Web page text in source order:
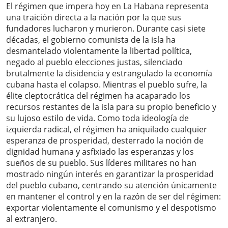
El régimen que impera hoy en La Habana representa
una traición directa a la nación por la que sus
fundadores lucharon y murieron. Durante casi siete
décadas, el gobierno comunista de la isla ha
desmantelado violentamente la libertad política,
negado al pueblo elecciones justas, silenciado
brutalmente la disidencia y estrangulado la economía
cubana hasta el colapso. Mientras el pueblo sufre, la
élite cleptocrática del régimen ha acaparado los
recursos restantes de la isla para su propio beneficio y
su lujoso estilo de vida. Como toda ideología de
izquierda radical, el régimen ha aniquilado cualquier
esperanza de prosperidad, desterrado la noción de
dignidad humana y asfixiado las esperanzas y los
sueños de su pueblo. Sus líderes militares no han
mostrado ningún interés en garantizar la prosperidad
del pueblo cubano, centrando su atención únicamente
en mantener el control y en la razón de ser del régimen:
exportar violentamente el comunismo y el despotismo
al extranjero.